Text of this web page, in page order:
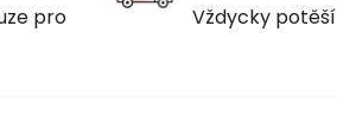
pro
Vždycky potěší